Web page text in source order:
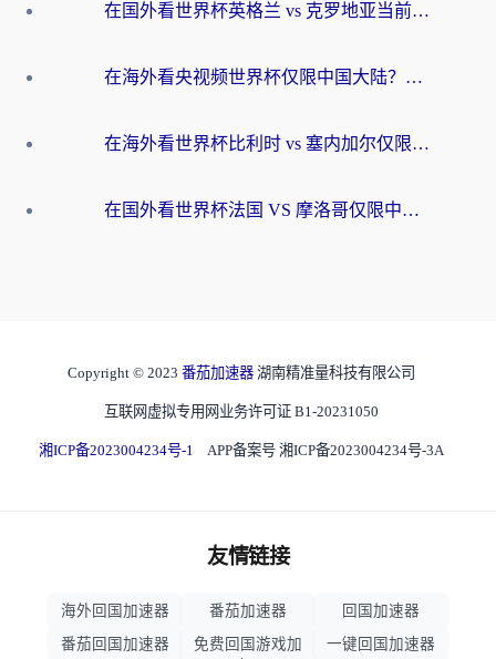
在国外看世界杯英格兰 vs 克罗地亚当前地区不可播放？这篇指南帮你搞定所有海外观赛难题
在海外看央视频世界杯仅限中国大陆？这篇指南帮你解锁中文解说+无卡顿直播
在海外看世界杯比利时 vs 塞内加尔仅限中国大陆？我找到了最流畅的中文解说之路
在国外看世界杯法国 VS 摩洛哥仅限中国大陆？海外党这样看中文解说赛事不卡顿
Copyright © 2023 番茄加速器 湖南精准量科技有限公司
互联网虚拟专用网业务许可证 B1-20231050
湘ICP备2023004234号-1 APP备案号 湘ICP备2023004234号-3A
友情链接
海外回国加速器 番茄加速器
回国加速器
番茄回国加速器
免费回国游戏加
一键回国加速器